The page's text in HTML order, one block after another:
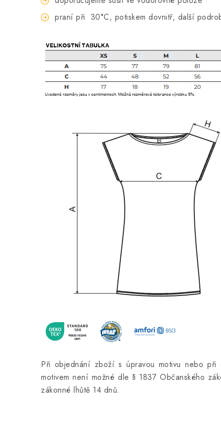
praní při 30°C, potiskem dovnitř, další
Při objednání zboží s úpravou motivu nebo při
motivem není možné dle § 1837 Občanského
zákonné lhůtě 14 dnů.